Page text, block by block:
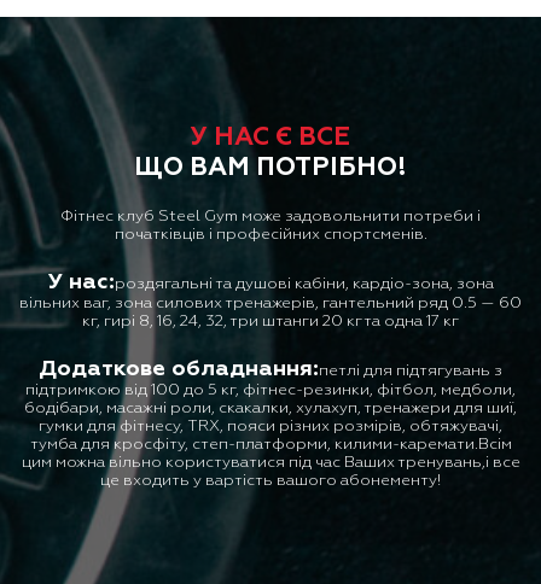
У НАС Є ВСЕ
ЩО ВАМ ПОТРІБНО!
Фітнес клуб Steel Gym може задовольнити потреби і
початківців і професійних спортсменів.
У нас:роздягальні та душові кабіни, кардіо-зона, зона
вільних ваг, зона силових тренажерів, гантельний ряд 0.5 — 60
кг, гирі 8, 16, 24, 32, три штанги 20 кг та одна 17 кг
Додаткове обладнання:петлі для підтягувань з
підтримкою від 100 до 5 кг, фітнес-резинки, фітбол, медболи,
бодібари, масажні роли, скакалки, хулахуп, тренажери для шиї,
гумки для фітнесу, TRX, пояси різних розмірів, обтяжувачі,
тумба для кросфіту, степ-платформи, килими-каремати.Всім
цим можна вільно користуватися під час Ваших тренувань,і все
це входить у вартість вашого абонементу!